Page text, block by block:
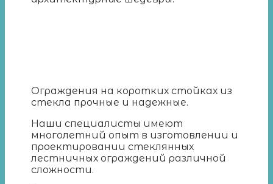
Ограждения на коротких стойках из
стекла прочные и надежные.
Наши специалисты имеют
многолетний опыт в изготовлении и
проектировании стеклянных
лестничных ограждений различной
сложности.